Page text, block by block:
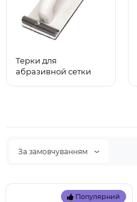
Терки для
абразивной сетки
За замовчуванням
Популярний